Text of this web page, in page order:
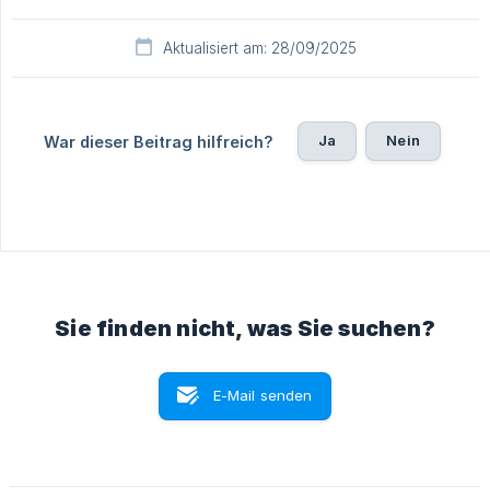
Aktualisiert am: 28/09/2025
War dieser Beitrag hilfreich? Ja Nein
Sie finden nicht, was Sie suchen?
E-Mail senden